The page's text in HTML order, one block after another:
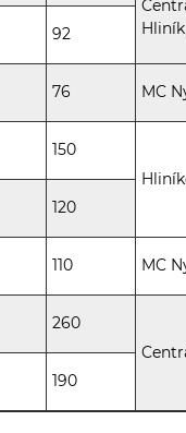
92
76 MC
150
120
110 MC
260
190